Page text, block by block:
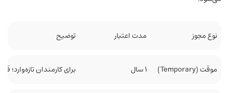
نوع مجوز مدت اعتبار توضیح
موقت (Temporary) ۱ سال برای کارمندان تازه‌وارد؛